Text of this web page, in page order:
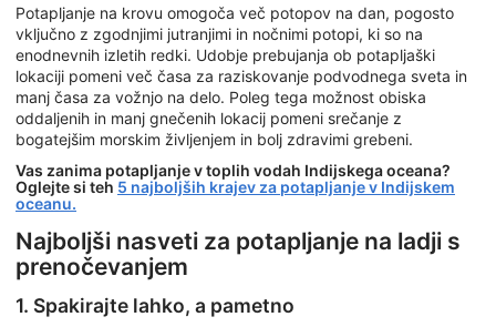
Potapljanje na krovu omogoča več potopov na dan, pogosto
vključno z zgodnjimi jutranjimi in nočnimi potopi, ki so na
enodnevnih izletih redki. Udobje prebujanja ob potapljaški
lokaciji pomeni več časa za raziskovanje podvodnega sveta in
manj časa za vožnjo na delo. Poleg tega možnost obiska
oddaljenih in manj gnečenih lokacij pomeni srečanje z
bogatejšim morskim življenjem in bolj zdravimi grebeni.
Vas zanima potapljanje v toplih vodah Indijskega oceana?
Oglejte si teh 5 najboljših krajev za potapljanje v Indijskem
oceanu.
Najboljši nasveti za potapljanje na ladji s
prenočevanjem
1. Spakirajte lahko, a pametno